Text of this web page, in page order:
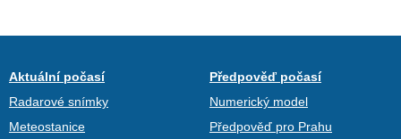
Aktuální počasí
Radarové snímky
Meteostanice
Předpověď počasí
Numerický model
Předpověď pro Prahu